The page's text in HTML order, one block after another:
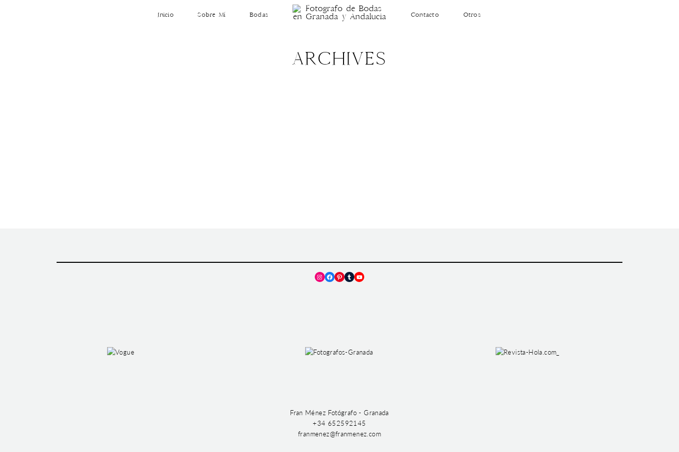
Inicio Sobre Mí Bodas Contacto Otros
ARCHIVES
Instagram
Facebook
Pinterest
TumblrYouTube
Fran Ménez Fotógrafo - Granada
+34 652592145
franmenez@franmenez.com